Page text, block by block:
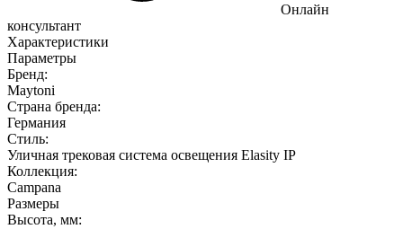
Онлайн
консультант
Характеристики
Параметры
Бренд:
Maytoni
Страна бренда:
Германия
Стиль:
Уличная трековая система освещения Elasity IP
Коллекция:
Campana
Размеры
Высота, мм: